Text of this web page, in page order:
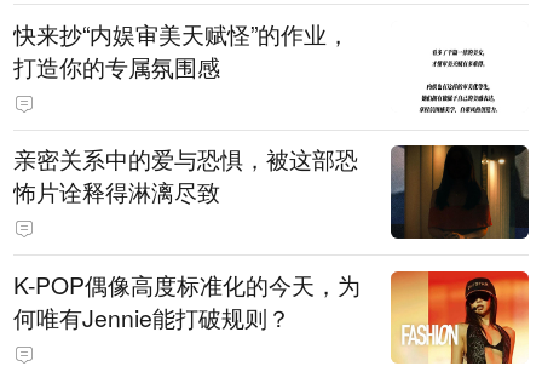
快来抄“内娱审美天赋怪”的作业，
打造你的专属氛围感
亲密关系中的爱与恐惧，被这部恐
怖片诠释得淋漓尽致
K-POP偶像高度标准化的今天，为
何唯有Jennie能打破规则？